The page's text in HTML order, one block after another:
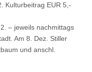
Kulturbeitrag EUR 5,-
– jeweils nachmittags
Am 8. Dez. Stiller
und anschl.